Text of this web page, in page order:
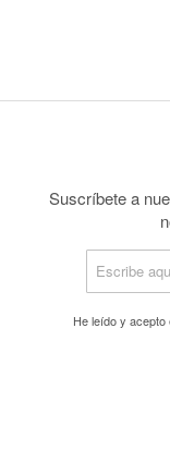
Suscríbete a
He leído y acepto